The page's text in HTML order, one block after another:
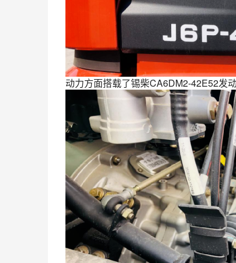
动力方面搭载了锡柴CA6DM2-42E52发